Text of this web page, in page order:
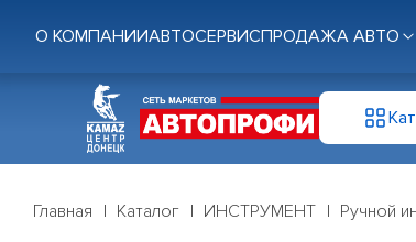
О КОМПАНИИАВТОСЕРВИСПРОДАЖА АВТО
Главная Каталог ИНСТРУМЕНТ Ручной